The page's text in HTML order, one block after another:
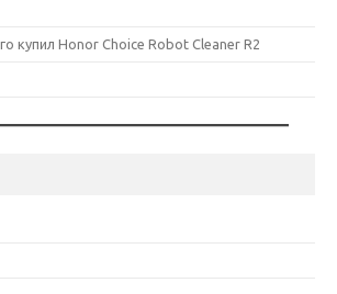
купил Honor Choice Robot Cleaner R2